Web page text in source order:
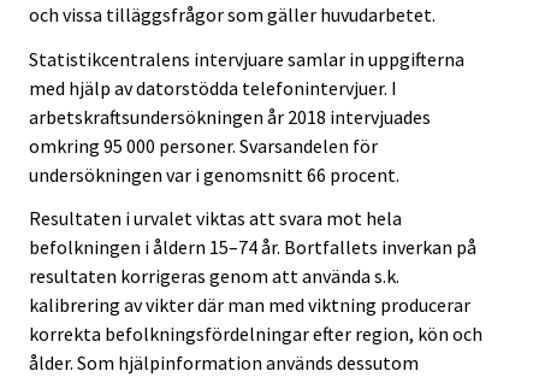
och vissa tilläggsfrågor som gäller huvudarbetet.
Statistikcentralens intervjuare samlar in uppgifterna
med hjälp av datorstödda telefonintervjuer. I
arbetskraftsundersökningen år 2018 intervjuades
omkring 95 000 personer. Svarsandelen för
undersökningen var i genomsnitt 66 procent.
Resultaten i urvalet viktas att svara mot hela
befolkningen i åldern 15–74 år. Bortfallets inverkan på
resultaten korrigeras genom att använda s.k.
kalibrering av vikter där man med viktning producerar
korrekta befolkningsfördelningar efter region, kön och
ålder. Som hjälpinformation används dessutom